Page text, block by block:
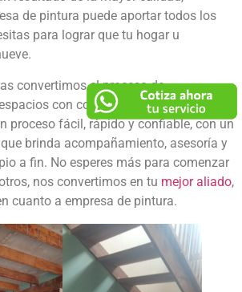
de pintura puede aportar todos los
para lograr que tu hogar u
convertimos el proceso de
con color en una experiencia
proceso fácil, rápido y confiable, con un
brinda acompañamiento, asesoría y
a fin. No esperes más para comenzar
nos convertimos en tu mejor aliado,
cuanto a empresa de pintura.